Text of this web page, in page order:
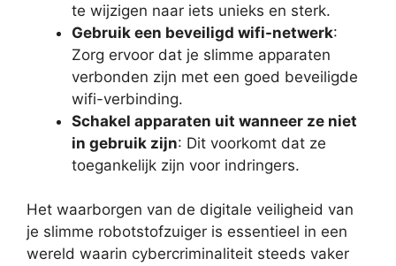
te wijzigen naar iets unieks en sterk.
Gebruik een beveiligd wifi-netwerk:
Zorg ervoor dat je slimme apparaten
verbonden zijn met een goed beveiligde
wifi-verbinding.
Schakel apparaten uit wanneer ze niet
in gebruik zijn: Dit voorkomt dat ze
toegankelijk zijn voor indringers.
Het waarborgen van de digitale veiligheid van
je slimme robotstofzuiger is essentieel in een
wereld waarin cybercriminaliteit steeds vaker